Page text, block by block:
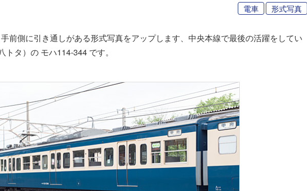
電車 形式写真
前側に引き通しがある形式写真をアップします、中央本線で最後の活躍をしてい
タ）の モハ114-344 です。